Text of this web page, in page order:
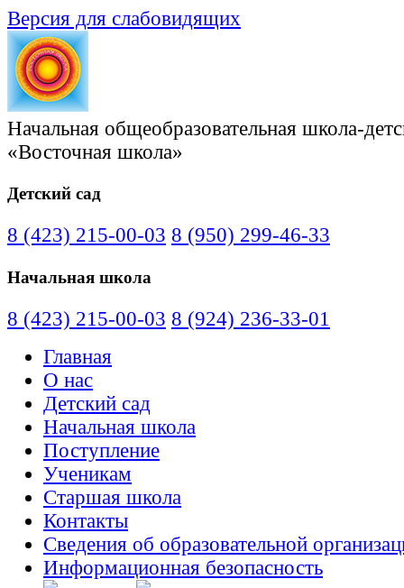
Версия для слабовидящих
Начальная общеобразовательная школа-
«Восточная школа»
Детский сад
8 (423) 215-00-03 8 (950) 299-46-33
Начальная школа
8 (423) 215-00-03 8 (924) 236-33-01
Главная
О нас
Детский сад
Начальная школа
Поступление
Ученикам
Старшая школа
Контакты
Сведения об образовательной
Информационная безопасность